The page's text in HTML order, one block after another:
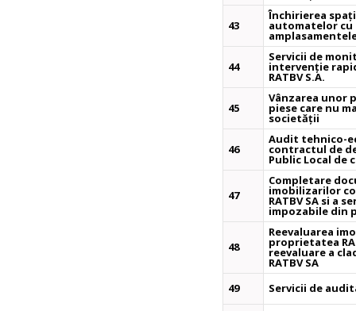
43
Închirierea
automatelor
44
Servicii de
intervenție
RATBV S.A.
45
Vânzarea unor
piese care nu
societății
46
Audit tehnico-
contractul de
Public Local de
47
Completare
imobilizarilor
RATBV SA si a
impozabile din
48
Reevaluarea
proprietatea
reevaluare a
RATBV SA
49
Servicii de